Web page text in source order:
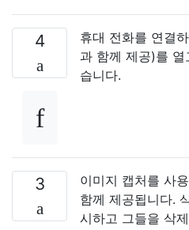
4
휴대 전화를 연결
과 함께 제공)를
습니다.
3
이미지 캡처를 사
함께 제공됩니다.
시하고 그들을 삭